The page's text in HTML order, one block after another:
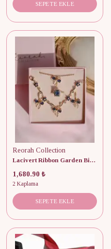
SEPETE EKLE
Reorah Collection
Lacivert Ribbon Garden Bileklik, Küpe, Yüzük ve Kolye Set
1,680.90 ₺
2 Kaplama
SEPETE EKLE